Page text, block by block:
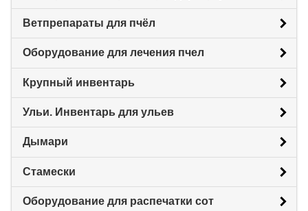
Ветпрепараты для пчёл
Оборудование для лечения пчел
Крупный инвентарь
Ульи. Инвентарь для ульев
Дымари
Стамески
Оборудование для распечатки сот